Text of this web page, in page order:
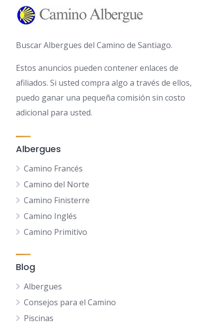
Buscar Albergues del Camino de Santiago.
Estos anuncios pueden contener enlaces de
afiliados. Si usted compra algo a través de ellos,
puedo ganar una pequeña comisión sin costo
adicional para usted.
Albergues
Camino Francés
Camino del Norte
Camino Finisterre
Camino Inglés
Camino Primitivo
Blog
Albergues
Consejos para el Camino
Piscinas